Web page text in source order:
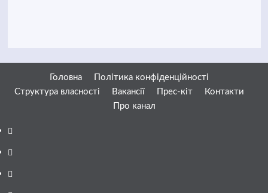
Головна
Політика конфіденційності
Структура власності
Вакансії Прес-кіт
Контакти
Про канал
Facebook
YouTube
Telegram